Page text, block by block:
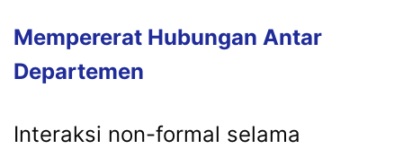
Mempererat Hubungan Antar
Departemen
Interaksi non-formal selama